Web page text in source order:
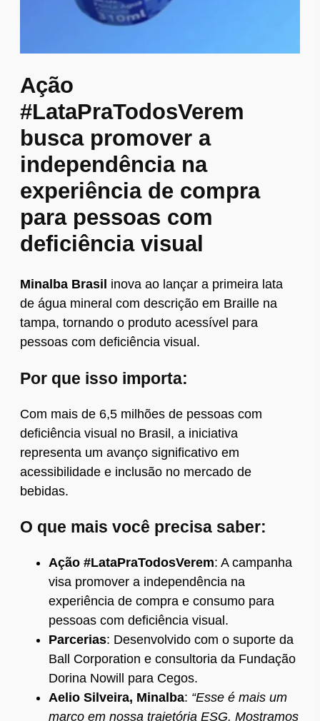
Ação
#LataPraTodosVerem
busca promover a
independência na
experiência de compra
para pessoas com
deficiência visual
Minalba Brasil inova ao lançar a primeira lata
de água mineral com descrição em Braille na
tampa, tornando o produto acessível para
pessoas com deficiência visual.
Por que isso importa:
Com mais de 6,5 milhões de pessoas com
deficiência visual no Brasil, a iniciativa
representa um avanço significativo em
acessibilidade e inclusão no mercado de
bebidas.
O que mais você precisa saber:
Ação #LataPraTodosVerem: A campanha
visa promover a independência na
experiência de compra e consumo para
pessoas com deficiência visual.
Parcerias: Desenvolvido com o suporte da
Ball Corporation e consultoria da Fundação
Dorina Nowill para Cegos.
Aelio Silveira, Minalba: “Esse é mais um
marco em nossa trajetória ESG. Mostramos